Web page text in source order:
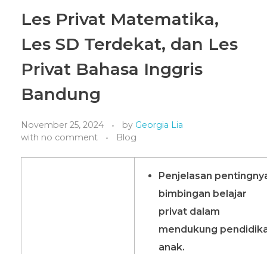
Les Privat Matematika,
Les SD Terdekat, dan Les
Privat Bahasa Inggris
Bandung
November 25, 2024 by Georgia Lia
with no comment Blog
Penjelasan
bimbingan belajar
privat dalam
mendukung
anak.